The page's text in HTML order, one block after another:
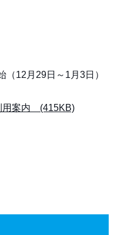
（12月29日～1月3日）
用案内 (415KB)